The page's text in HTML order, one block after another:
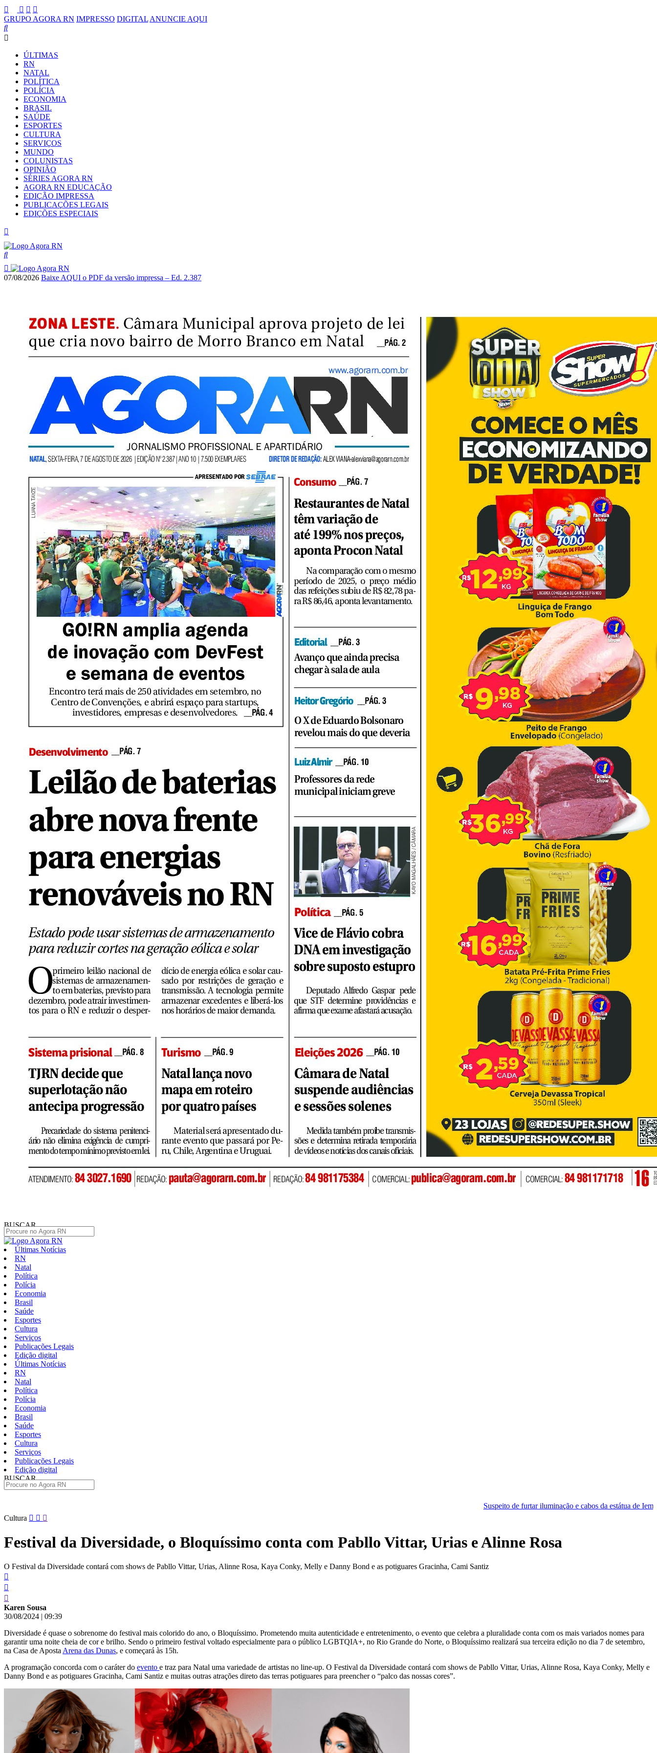
GRUPO AGORA RN IMPRESSO DIGITAL ANUNCIE AQUI
ÚLTIMAS
RN
NATAL
POLÍTICA
POLÍCIA
ECONOMIA
BRASIL
SAÚDE
ESPORTES
CULTURA
SERVIÇOS
MUNDO
COLUNISTAS
OPINIÃO
SÉRIES AGORA RN
AGORA RN EDUCAÇÃO
EDIÇÃO IMPRESSA
PUBLICAÇÕES LEGAIS
EDIÇÕES ESPECIAIS
07/08/2026 Baixe AQUI o PDF da versão impressa – Ed. 2.387
BUSCAR
Últimas Notícias
RN
Natal
Política
Polícia
Economia
Brasil
Saúde
Esportes
Cultura
Serviços
Publicações Legais
Edição digital
Últimas Notícias
RN
Natal
Política
Polícia
Economia
Brasil
Saúde
Esportes
Cultura
Serviços
Publicações Legais
Edição digital
BUSCAR
Suspeito de furtar iluminação e cabos da estátua de Iemanjá é preso em
Pular
conteúdo
Cultura
Festival da Diversidade, o Bloquíssimo conta com Pabllo Vittar, Urias e Alinne Rosa
O Festival da Diversidade contará com shows de Pabllo Vittar, Urias, Alinne Rosa, Kaya Conky, Melly e Danny Bond e as potiguares Gracinha, Cami Santiz
Karen Sousa
30/08/2024 | 09:39
Diversidade é quase o sobrenome do festival mais colorido do ano, o Bloquíssimo. Prometendo muita autenticidade e entretenimento, o evento que celebra a pluralidade conta com os mais variados nomes para
garantir uma noite cheia de cor e brilho. Sendo o primeiro festival voltado especialmente para o público LGBTQIA+, no Rio Grande do Norte, o Bloquíssimo realizará sua terceira edição no dia 7 de setembro,
na Casa de Aposta Arena das Dunas, e começará às 15h.
A programação concorda com o caráter do evento e traz para Natal uma variedade de artistas no line-up. O Festival da Diversidade contará com shows de Pabllo Vittar, Urias, Alinne Rosa, Kaya Conky, Melly e
Danny Bond e as potiguares Gracinha, Cami Santiz e muitas outras atrações direto das terras potiguares para preencher o “palco das nossas cores”.